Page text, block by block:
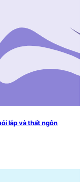
lắp và thất ngôn